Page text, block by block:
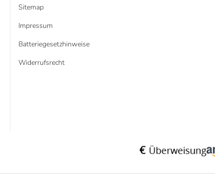
Sitemap
Impressum
Batteriegesetzhinweise
Widerrufsrecht